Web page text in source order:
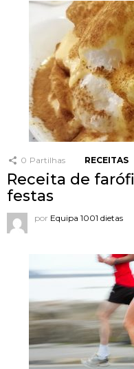
0 Partilhas RECEITAS
Receita de
festas
por Equipa 1001 dietas